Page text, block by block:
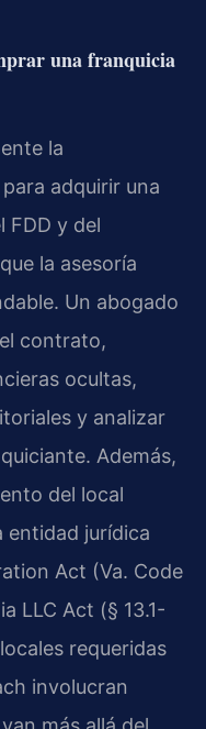
una franquicia
la
adquirir una
FDD y del
la asesoría
Un abogado
contrato,
ocultas,
y analizar
Además,
del local
entidad jurídica
Act (Va. Code
LLC Act (§ 13.1-
requeridas
involucran